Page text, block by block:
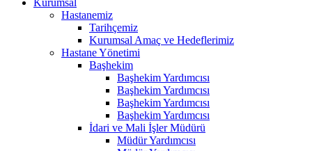
Hastanemiz
Tarihçemiz
Kurumsal Amaç ve Hedeflerimiz
Hastane Yönetimi
Başhekim
Başhekim Yardımcısı
Başhekim Yardımcısı
Başhekim Yardımcısı
Başhekim Yardımcısı
İdari ve Mali İşler Müdürü
Müdür Yardımcısı